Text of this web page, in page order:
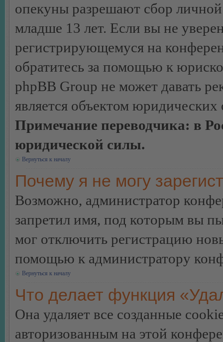
опекуны разрешают сбор
младше 13 лет. Если вы не
регистрирующемуся на
обратитесь за помощью к
phpBB Group не может давать
является объектом
Примечание переводчика: в
юридической силы.
Вернуться к началу
Почему я не могу
Возможно, администратор
запретил имя, под которым вы
мог отключить регистрацию
помощью к администратору
Вернуться к началу
Что делает функция
Она удаляет все созданные
авторизованным на этой